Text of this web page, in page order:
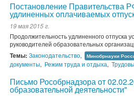
Постановление Правительства
удлиненных оплачиваемых
19 мая 2015 г.
Продолжительность удлиненного отпуска
руководителей образовательных
Темы: Законодательство, Минобрнауки
документы, Режим труда и отдыха,
Письмо Рособрнадзора от
образовательной деятельности"